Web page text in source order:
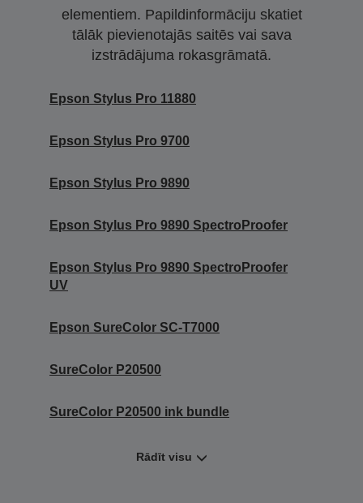
elementiem. Papildinformāciju skatiet
tālāk pievienotajās saitēs vai sava
izstrādājuma rokasgrāmatā.
Epson Stylus Pro 11880
Epson Stylus Pro 9700
Epson Stylus Pro 9890
Epson Stylus Pro 9890 SpectroProofer
Epson Stylus Pro 9890 SpectroProofer
UV
Epson SureColor SC-T7000
SureColor P20500
SureColor P20500 ink bundle
Rādīt visu